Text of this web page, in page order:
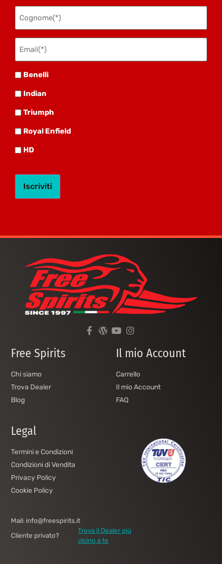
Cognome
(Obbligatorio)
Email(*)
(Obbligatorio)
Benelli
Benelli
Indian
Indian
Triumph
Triumph
Royal
Royal Enfield
HDHD
Free Spirits
Chi siamo
Trova Dealer
Blog
Il mio Account
Carrello
Il mio Account
FAQ
Legal
Termini e Condizioni
Condizioni di Vendita
Privacy Policy
Cookie Policy
Mail: info@freespirits.it
Cliente privato?
Trova il Dealer più
vicino a te